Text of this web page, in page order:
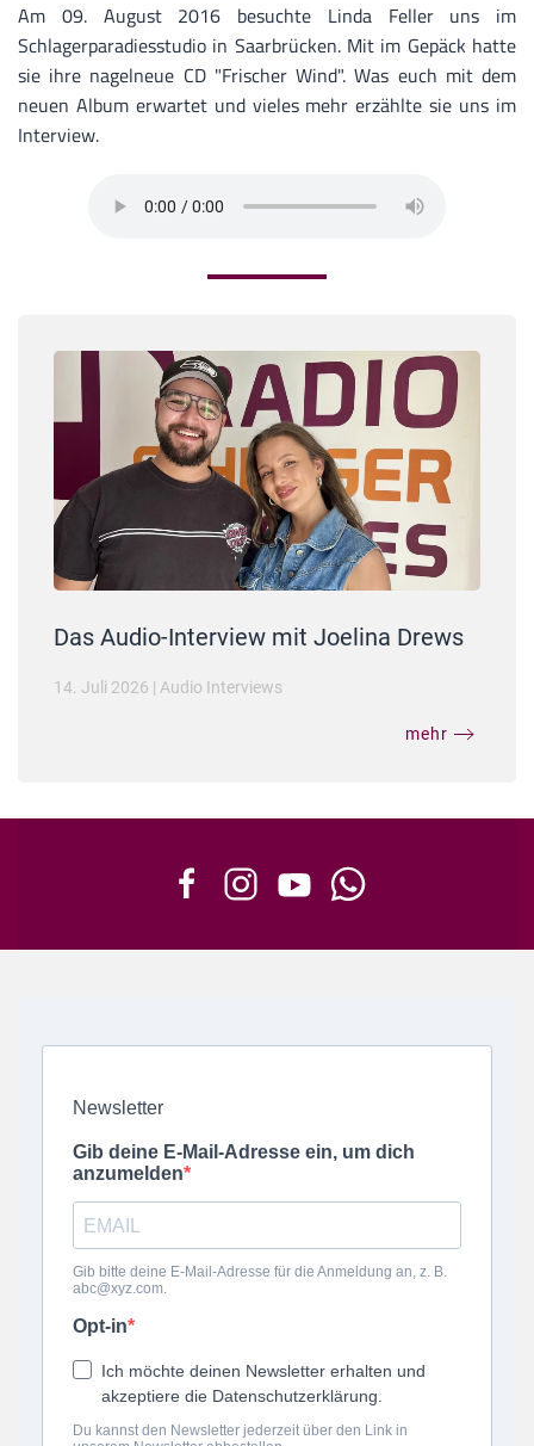
Am 09. August 2016 besuchte Linda Feller uns im
Schlagerparadiesstudio in Saarbrücken. Mit im Gepäck hatte
sie ihre nagelneue CD "Frischer Wind". Was euch mit dem
neuen Album erwartet und vieles mehr erzählte sie uns im
Interview.
Das Audio-Interview mit Joelina Drews
14. Juli 2026 | Audio Interviews
mehr